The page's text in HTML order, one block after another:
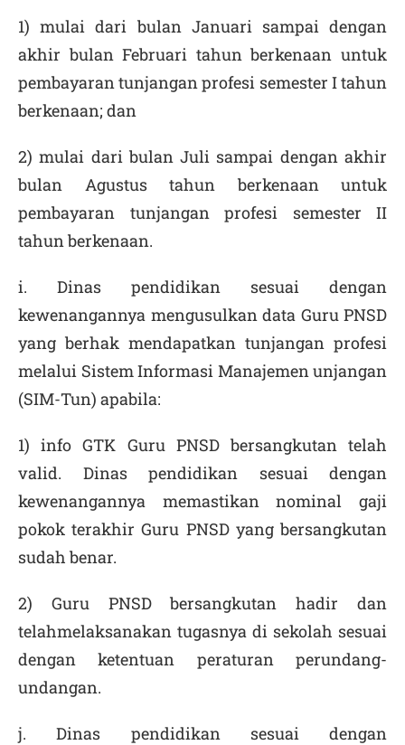
1) mulai dari bulan Januari sampai dengan
akhir bulan Februari tahun berkenaan untuk
pembayaran tunjangan profesi semester I tahun
berkenaan; dan
2) mulai dari bulan Juli sampai dengan akhir
bulan Agustus tahun berkenaan untuk
pembayaran tunjangan profesi semester II
tahun berkenaan.
i. Dinas pendidikan sesuai dengan
kewenangannya mengusulkan data Guru PNSD
yang berhak mendapatkan tunjangan profesi
melalui Sistem Informasi Manajemen unjangan
(SIM-Tun) apabila:
1) info GTK Guru PNSD bersangkutan telah
valid. Dinas pendidikan sesuai dengan
kewenangannya memastikan nominal gaji
pokok terakhir Guru PNSD yang bersangkutan
sudah benar.
2) Guru PNSD bersangkutan hadir dan
telahmelaksanakan tugasnya di sekolah sesuai
dengan ketentuan peraturan perundang-
undangan.
j. Dinas pendidikan sesuai dengan